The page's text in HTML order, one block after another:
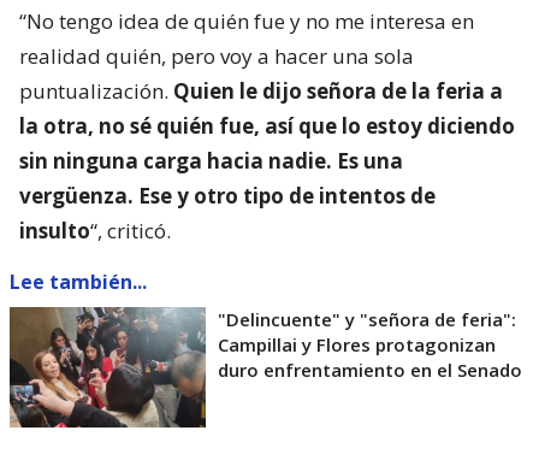
“No tengo idea de quién fue y no me interesa en
realidad quién, pero voy a hacer una sola
puntualización. Quien le dijo señora de la feria a
la otra, no sé quién fue, así que lo estoy diciendo
sin ninguna carga hacia nadie. Es una
vergüenza. Ese y otro tipo de intentos de
insulto“, criticó.
Lee también...
"Delincuente" y "señora de feria":
Campillai y Flores protagonizan
duro enfrentamiento en el Senado